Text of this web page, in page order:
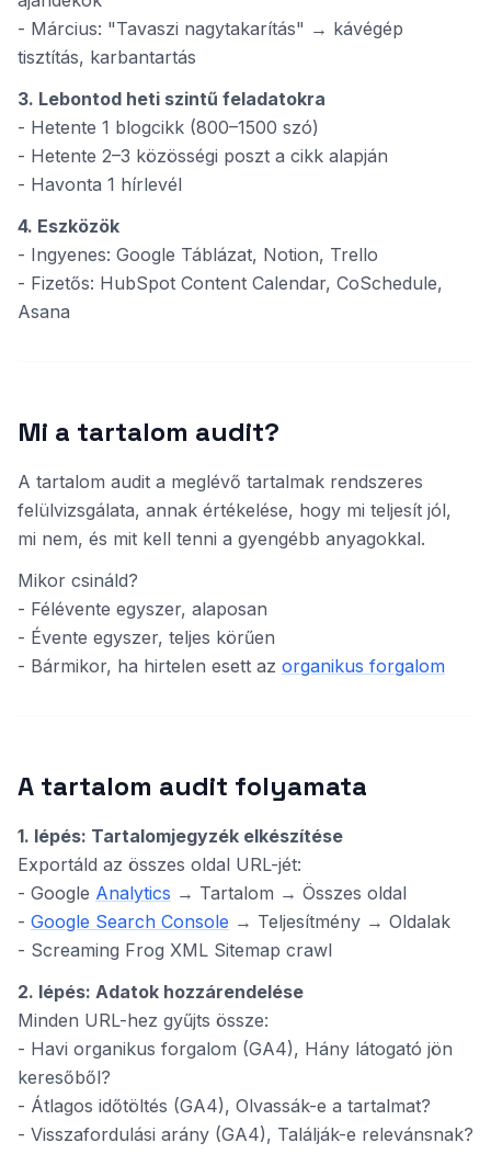
- Március: "Tavaszi nagytakarítás" → kávégép
tisztítás, karbantartás
3. Lebontod heti szintű feladatokra
- Hetente 1 blogcikk (800–1500 szó)
- Hetente 2–3 közösségi poszt a cikk alapján
- Havonta 1 hírlevél
4. Eszközök
- Ingyenes: Google Táblázat, Notion, Trello
- Fizetős: HubSpot Content Calendar, CoSchedule,
Asana
Mi a tartalom audit?
A tartalom audit a meglévő tartalmak rendszeres
felülvizsgálata, annak értékelése, hogy mi teljesít jól,
mi nem, és mit kell tenni a gyengébb anyagokkal.
Mikor csináld?
- Félévente egyszer, alaposan
- Évente egyszer, teljes körűen
- Bármikor, ha hirtelen esett az organikus forgalom
A tartalom audit folyamata
1. lépés: Tartalomjegyzék elkészítése
Exportáld az összes oldal URL-jét:
- Google Analytics → Tartalom → Összes oldal
- Google Search Console → Teljesítmény → Oldalak
- Screaming Frog XML Sitemap crawl
2. lépés: Adatok hozzárendelése
Minden URL-hez gyűjts össze:
- Havi organikus forgalom (GA4), Hány látogató jön
keresőből?
- Átlagos időtöltés (GA4), Olvassák-e a tartalmat?
- Visszafordulási arány (GA4), Találják-e relevánsnak?